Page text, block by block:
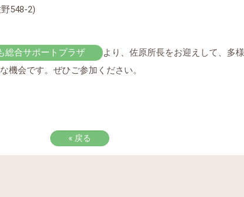
548-2)
総合サポートプラザ
より、佐原所長をお迎えして、多
機会です。ぜひご参加ください。
« 戻る